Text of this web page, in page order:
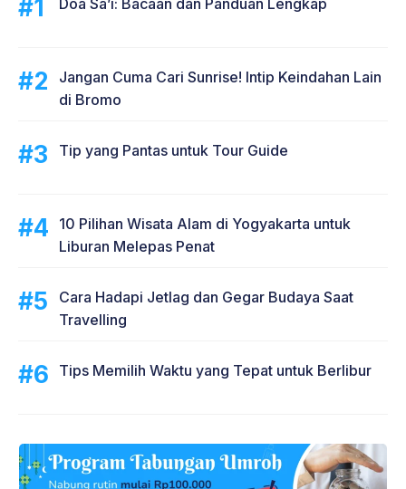
Doa Sa’i: Bacaan dan Panduan Lengkap
Jangan Cuma Cari Sunrise! Intip Keindahan Lain
di Bromo
Tip yang Pantas untuk Tour Guide
10 Pilihan Wisata Alam di Yogyakarta untuk
Liburan Melepas Penat
Cara Hadapi Jetlag dan Gegar Budaya Saat
Travelling
Tips Memilih Waktu yang Tepat untuk Berlibur